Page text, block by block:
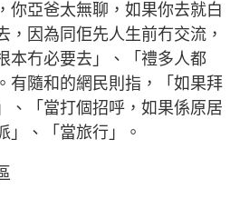
你亞爸太無聊，如果你去就白
，因為同佢先人生前冇交流，
本冇必要去」、「禮多人都
有隨和的網民則指，「如果拜
、「當打個招呼，如果係原居
」、「當旅行」。